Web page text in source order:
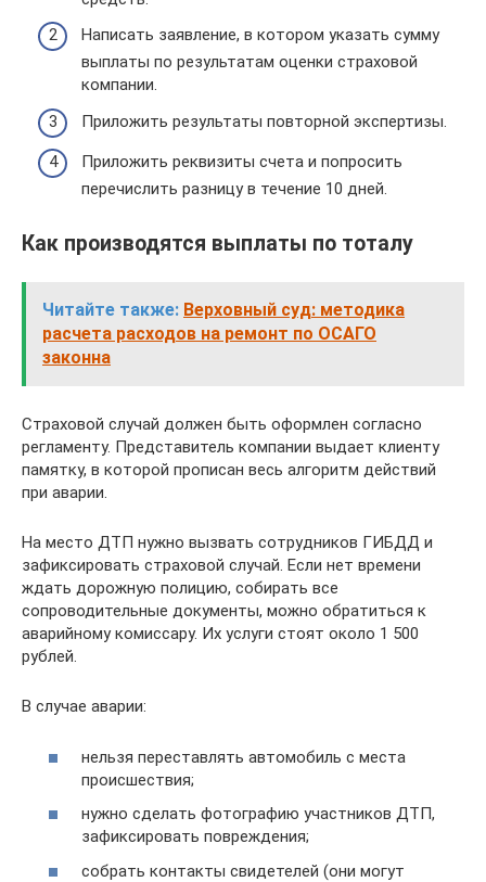
Написать заявление, в котором указать сумму
выплаты по результатам оценки страховой
компании.
Приложить результаты повторной экспертизы.
Приложить реквизиты счета и попросить
перечислить разницу в течение 10 дней.
Как производятся выплаты по тоталу
Читайте также: Верховный суд: методика
расчета расходов на ремонт по ОСАГО
законна
Страховой случай должен быть оформлен согласно
регламенту. Представитель компании выдает клиенту
памятку, в которой прописан весь алгоритм действий
при аварии.
На место ДТП нужно вызвать сотрудников ГИБДД и
зафиксировать страховой случай. Если нет времени
ждать дорожную полицию, собирать все
сопроводительные документы, можно обратиться к
аварийному комиссару. Их услуги стоят около 1 500
рублей.
В случае аварии:
нельзя переставлять автомобиль с места
происшествия;
нужно сделать фотографию участников ДТП,
зафиксировать повреждения;
собрать контакты свидетелей (они могут